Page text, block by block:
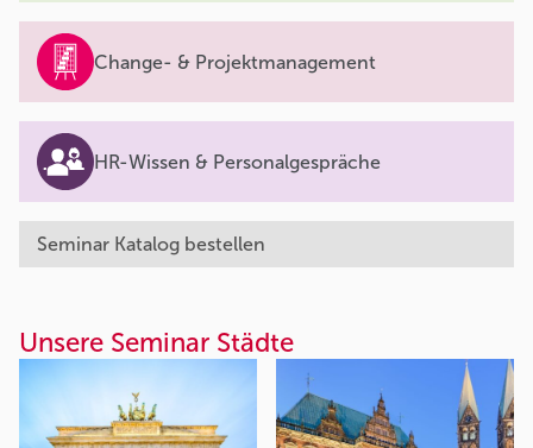
Change- & Projektmanagement
HR-Wissen & Personalgespräche
Seminar Katalog bestellen
Unsere Seminar Städte